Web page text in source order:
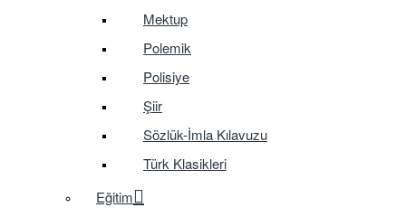
Mektup
Polemik
Polisiye
Şiir
Sözlük-İmla Kılavuzu
Türk Klasikleri
Eğitim